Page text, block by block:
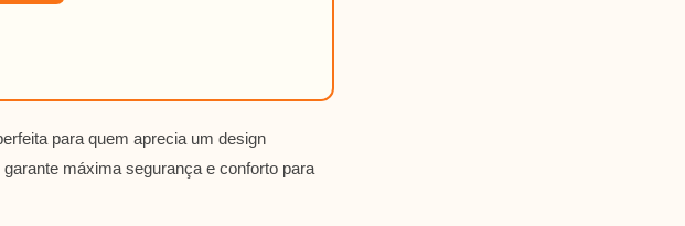
para quem aprecia um design
máxima segurança e conforto para